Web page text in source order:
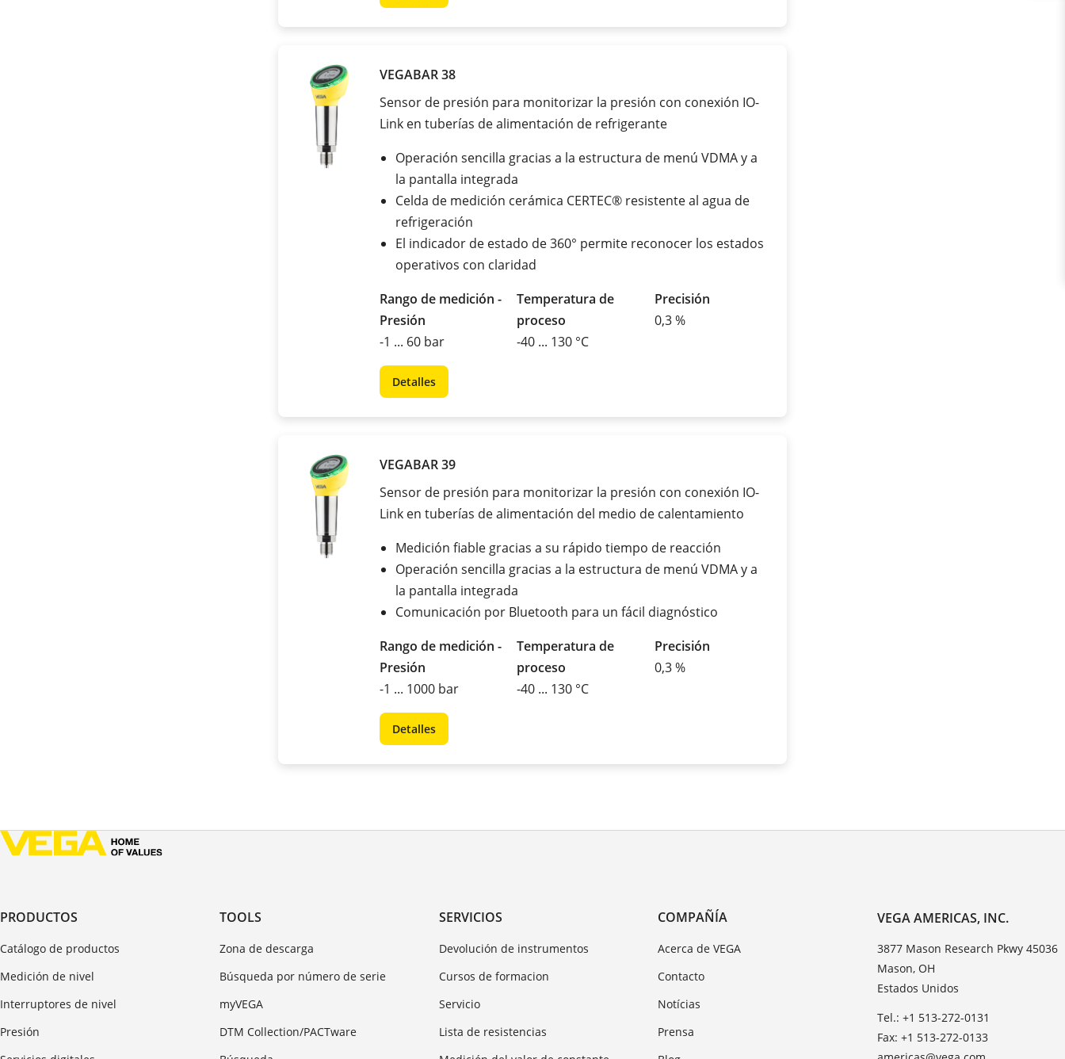
VEGABAR 38
Sensor de presión para monitorizar la presión con conexión IO-
Link en tuberías de alimentación de refrigerante
Operación sencilla gracias a la estructura de menú VDMA y a
la pantalla integrada
Celda de medición cerámica CERTEC® resistente al agua de
refrigeración
El indicador de estado de 360° permite reconocer los estados
operativos con claridad
Rango de medición -
Presión
-1 ... 60 bar
Temperatura de
proceso
-40 ... 130 °C
Precisión
0,3 %
Detalles
VEGABAR 39
Sensor de presión para monitorizar la presión con conexión IO-
Link en tuberías de alimentación del medio de calentamiento
Medición fiable gracias a su rápido tiempo de reacción
Operación sencilla gracias a la estructura de menú VDMA y a
la pantalla integrada
Comunicación por Bluetooth para un fácil diagnóstico
Rango de medición -
Presión
-1 ... 1000 bar
Temperatura de
proceso
-40 ... 130 °C
Precisión
0,3 %
Detalles
PRODUCTOS
Catálogo de productos
Medición de nivel
Interruptores de nivel
Presión
TOOLS
Zona de descarga
Búsqueda por número de serie
myVEGA
DTM Collection/PACTware
SERVICIOS
Devolución de instrumentos
Cursos de formacion
Servicio
Lista de resistencias
COMPAÑÍA
Acerca de VEGA
Contacto
Notícias
Prensa
VEGA AMERICAS, INC.
3877 Mason Research Pkwy 45036
Mason, OH
Estados Unidos
Tel.: +1 513-272-0131
Fax: +1 513-272-0133